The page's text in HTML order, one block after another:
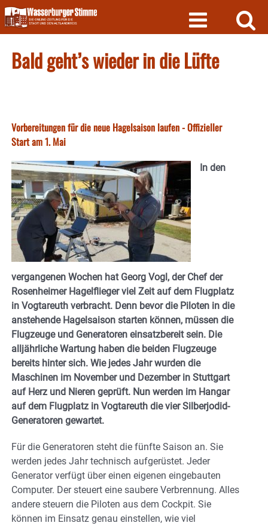
Skip
to
content
Bald geht’s wieder in die Lüfte
Vorbereitungen für die neue Hagelsaison laufen - Offizieller
Start am 1. Mai
In den
vergangenen Wochen hat Georg Vogl, der Chef der
Rosenheimer Hagelflieger viel Zeit auf dem Flugplatz
in Vogtareuth verbracht. Denn bevor die Piloten in die
anstehende Hagelsaison starten können, müssen die
Flugzeuge und Generatoren einsatzbereit sein. Die
alljährliche Wartung haben die beiden Flugzeuge
bereits hinter sich. Wie jedes Jahr wurden die
Maschinen im November und Dezember in Stuttgart
auf Herz und Nieren geprüft. Nun werden im Hangar
auf dem Flugplatz in Vogtareuth die vier Silberjodid-
Generatoren gewartet.
Für die Generatoren steht die fünfte Saison an. Sie
werden jedes Jahr technisch aufgerüstet. Jeder
Generator verfügt über einen eigenen eingebauten
Computer. Der steuert eine saubere Verbrennung. Alles
andere steuern die Piloten aus dem Cockpit. Sie
können im Einsatz genau einstellen, wie viel